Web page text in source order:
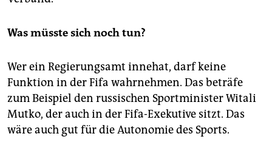
Was müsste sich noch tun?
Wer ein Regierungsamt innehat, darf keine
Funktion in der Fifa wahrnehmen. Das beträfe
zum Beispiel den russischen Sportminister Witali
Mutko, der auch in der Fifa-Exekutive sitzt. Das
wäre auch gut für die Autonomie des Sports.